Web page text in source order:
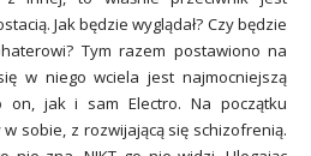
Jak będzie wyglądał? Czy będzie
Tym razem postawiono na
w niego wciela jest najmocniejszą
on, jak i sam Electro. Na początku
sobie, z rozwijającą się schizofrenią.